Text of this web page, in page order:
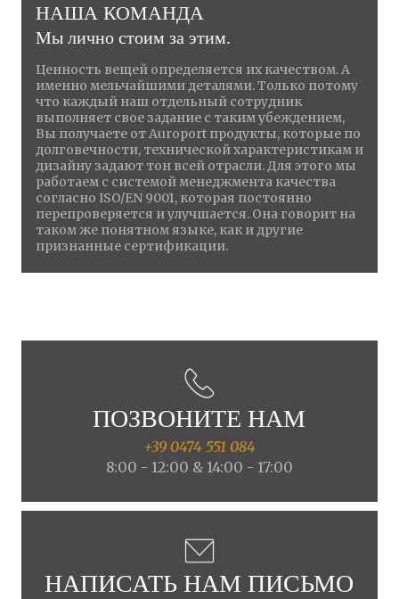
НАША КОМАНДА
Мы лично стоим за этим.
Ценность вещей определяется их качеством. А
именно мельчайшими деталями. Только потому
что каждый наш отдельный сотрудник
выполняет свое задание с таким убеждением,
Вы получаете от Auroport продукты, которые по
долговечности, технической характеристикам и
дизайну задают тон всей отрасли. Для этого мы
работаем с системой менеджмента качества
согласно ISO/EN 9001, которая постоянно
перепроверяется и улучшается. Она говорит на
таком же понятном языке, как и другие
признанные сертификации.
ПОЗВОНИТЕ НАМ
+39 0474 551 084
8:00 - 12:00 & 14:00 - 17:00
НАПИСАТЬ НАМ ПИСЬМО